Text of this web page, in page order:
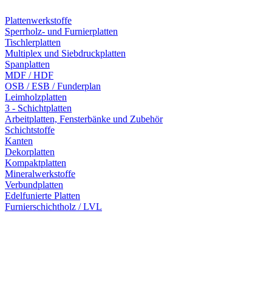
Plattenwerkstoffe
Sperrholz- und Furnierplatten
Tischlerplatten
Multiplex und Siebdruckplatten
Spanplatten
MDF / HDF
OSB / ESB / Funderplan
Leimholzplatten
3 - Schichtplatten
Arbeitplatten, Fensterbänke und Zubehör
Schichtstoffe
Kanten
Dekorplatten
Kompaktplatten
Mineralwerkstoffe
Verbundplatten
Edelfunierte Platten
Furnierschichtholz / LVL